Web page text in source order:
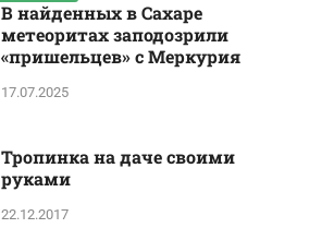
В найденных в Сахаре
метеоритах заподозрили
«пришельцев» с Меркурия
17.07.2025
Тропинка на даче своими
руками
22.12.2017